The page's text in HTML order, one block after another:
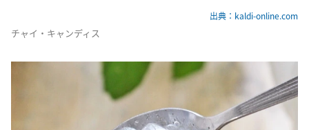
出典：kaldi-online.com
チャイ・キャンディス